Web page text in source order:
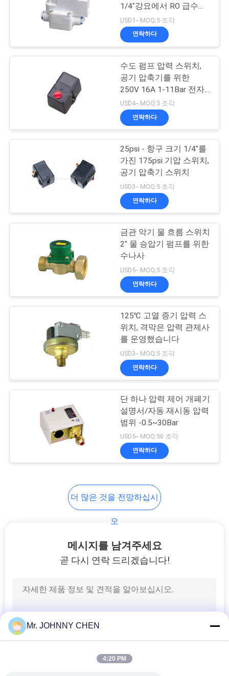
요
요
SHOW
사
PRIVACY
POLICY
펄스 제트 밸브
공기 유압 펌프
압축 공기를 넣은 진
동기
28
압축 공기를 넣은 공
기 실린더
공기 근원 처리 단위
공 압 튜브 피팅
1/4"강요에서 RO 급수정
화 체계를 위한 40psi 압
력 단식합니다
USD1-- MOQ:5 조각
연락하다
수도 펌프 압력 스위치,
공기 압축기를 위한
250V 16A 1-11Bar 전자
스위치
USD4-- MOQ:5 조각
연락하다
25psi - 항구 크기 1/4"를
가진 175psi 기압 스위치,
공기 압축기 스위치
USD3-- MOQ:5 조각
연락하다
금관 악기 물 흐름 스위치
2" 물 승압기 펌프를 위한
수나사
USD5-- MOQ:5 조각
연락하다
125℃ 고열 증기 압력 스
위치, 격막은 압력 관제사
를 운영했습니다
USD3-- MOQ:5 조각
연락하다
단 하나 압력 제어 개폐기
설명서/자동 재시동 압력
범위 -0.5~30Bar
USD5-- MOQ:50 조각
연락하다
더 많은 것을 전망하십시
오
메시지를 남겨주세요
곧 다시 연락 드리겠습니다!
Mr. JOHNNY CHEN
4:20 PM